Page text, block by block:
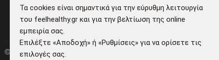
© 2026feelhealthy.gr | Κατασκευή ιστοσελίδων -
Τα cookies είναι σημαντικά για την εύρυθμη λειτουργία
του feelhealthy.gr και για την βελτίωση της online
εμπειρία σας.
Επιλέξτε «Αποδοχή» ή «Ρυθμίσεις» για να ορίσετε τις
επιλογές σας.